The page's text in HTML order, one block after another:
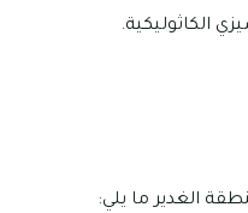
الكاثوليكية.
الغدير ما يلي: